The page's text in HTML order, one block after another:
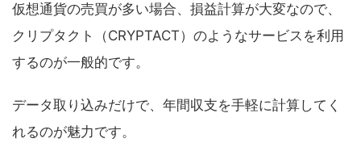
仮想通貨の売買が多い場合、損益計算が大変なので、
クリプタクト（CRYPTACT）のようなサービスを利用
するのが一般的です。
データ取り込みだけで、年間収支を手軽に計算してく
れるのが魅力です。